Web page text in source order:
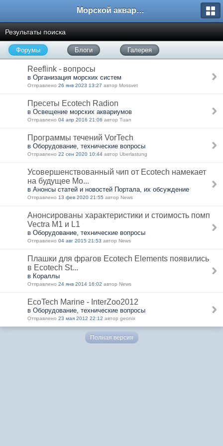
Морской аквариум. Форумы ReefCentral.ru
Результаты поиска
Форумы Блоги Галерея
Reeflink - вопросы
в Организация морских систем
Отправлено 26 янв 2023 13:27 автор Mossvet
Пресеты Ecotech Radion
в Освещение морских аквариумов
Отправлено 04 апр 2016 21:06 автор Tuan
Программы течений VorTech
в Оборудование, технические вопросы
Отправлено 22 сен 2020 10:44 автор Uberlastung
Усовершенствованный чип от Ecotech намекает
на будущее Mo...
в Анонсы статей и новостей Портала, их обсуждение
Отправлено 13 фев 2020 21:55 автор News
Анонсированы характеристики и стоимость помп
Vectra M1 и L1
в Оборудование, технические вопросы
Отправлено 04 авг 2015 21:53 автор News
Плашки для фрагов Ecotech Elements появились
в Ecotech St...
в Кораллы
Отправлено 24 янв 2014 16:02 автор News
EcoTech Marine - InterZoo2012
в Оборудование, технические вопросы
Отправлено 23 мая 2012 22:12 автор geonix
Полная версия